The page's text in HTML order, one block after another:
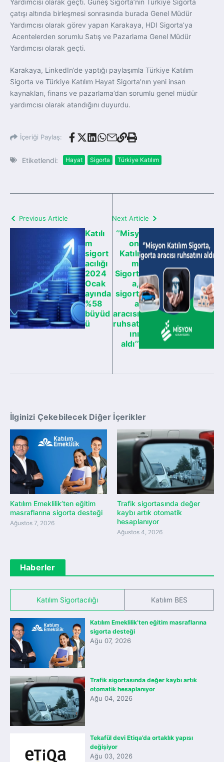
çatışı altında birleşmesi sonrasında burada Genel Müdür
Yardımcısı olarak görev yapan Karakaya, HDI Sigorta’ya
Acentelerden sorumlu Satış ve Pazarlama Genel Müdür
Yardımcısı olarak geçti.
Karakaya, LinkedIn’de yaptığı paylaşımla Türkiye Katılım
Sigorta ve Türkiye Katılım Hayat Sigorta’nın yeni insan
kaynakları, finans ve pazarlama’dan sorumlu genel müdür
yardımcısı olarak atandığını duyurdu.
İçeriği Paylaş:
Etiketlendi: Hayat Sigorta Türkiye Katılım
Previous Article
Katılı
m
sigort
acılığı
2024
Ocak
ayında
%58
büyüd
ü
Next Article
‘’Misy
on
Katılı
m
Sigort
a,
sigort
a
aracısı
ruhsat
ını
aldı’’
İlginizi Çekebilecek Diğer İçerikler
Katılım Emeklilik’ten eğitim
masraflarına sigorta desteği
Ağustos 7, 2026
Trafik sigortasında değer
kaybı artık otomatik
hesaplanıyor
Ağustos 4, 2026
Haberler
Katılım Sigortacılığı Katılım BES
Katılım Emeklilik’ten eğitim masraflarına
sigorta desteği
Ağu 07, 2026
Trafik sigortasında değer kaybı artık
otomatik hesaplanıyor
Ağu 04, 2026
Tekafül devi Etiqa’da ortaklık yapısı
değişiyor
Ağu 03, 2026